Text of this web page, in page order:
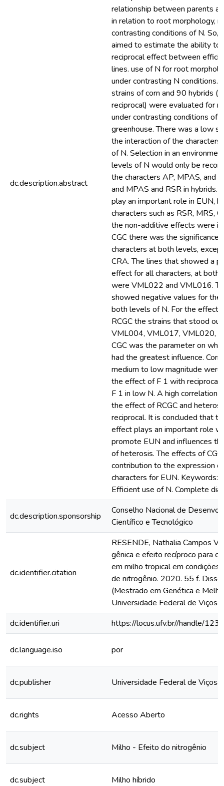
dc.description.abstract
relationship between parents
in relation to root morphology,
contrasting conditions of N. So,
aimed to estimate the ability to
reciprocal effect between
lines. use of N for root
under contrasting N conditions.
strains of corn and 90 hybrids
reciprocal) were evaluated for
under contrasting conditions of
greenhouse. There was a low
the interaction of the
of N. Selection in an
levels of N would only be
the characters AP, MPAS, and
and MPAS and RSR in hybrids.
play an important role in EUN,
characters such as RSR, MRS,
the non-additive effects were
CGC there was the significance
characters at both levels,
CRA. The lines that showed a
effect for all characters, at both
were VML022 and VML016.
showed negative values for the
both levels of N. For the effect
RCGC the strains that stood
VML004, VML017, VML020,
CGC was the parameter on
had the greatest influence.
medium to low magnitude
the effect of F 1 with reciprocal
F 1 in low N. A high correlation
the effect of RCGC and
reciprocal. It is concluded that
effect plays an important role
promote EUN and influences
of heterosis. The effects of
contribution to the expression
characters for EUN. Keywords:
Efficient use of N. Complete
dc.description.sponsorship
Conselho Nacional de
Científico e Tecnológico
dc.identifier.citation
RESENDE, Nathalia Campos
gênica e efeito recíproco para
em milho tropical em condições
de nitrogênio. 2020. 55 f.
(Mestrado em Genética e
Universidade Federal de
dc.identifier.uri
https://locus.ufv.br//handle/
dc.language.iso por
dc.publisher Universidade Federal de Viçosa
dc.rights Acesso Aberto
dc.subject Milho - Efeito do nitrogênio
dc.subject Milho híbrido